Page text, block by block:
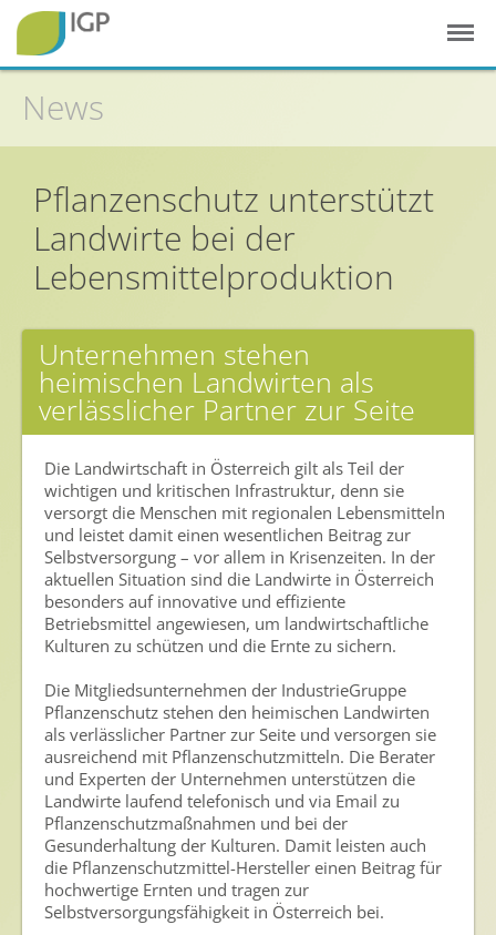
In der Landwirtschaft
Integrierter Pflanzenschutz
In Haus & Garten
Geschichte des Pflanzenschutzes
Forschung & Entwicklung
Umweltschutz
Gesunde Nahrung
Nutzen von Pflanzenschutzmitteln
Sichere Lebensmittel
Zulassung
Gesunde Menschen
Gepflegtes Eigenheim
Anwenderschutz
Entsorgung von Pflanzenschutzmittel-Leergebinden
Die IGP
Zum Verband
Ansprechpersonen
News
Pflanzenschutz unterstützt
Landwirte bei der
Lebensmittelproduktion
Unternehmen stehen
heimischen Landwirten als
verlässlicher Partner zur Seite
Die Landwirtschaft in Österreich gilt als Teil der
wichtigen und kritischen Infrastruktur, denn sie
versorgt die Menschen mit regionalen Lebensmitteln
und leistet damit einen wesentlichen Beitrag zur
Selbstversorgung – vor allem in Krisenzeiten. In der
aktuellen Situation sind die Landwirte in Österreich
besonders auf innovative und effiziente
Betriebsmittel angewiesen, um landwirtschaftliche
Kulturen zu schützen und die Ernte zu sichern.
Die Mitgliedsunternehmen der IndustrieGruppe
Pflanzenschutz stehen den heimischen Landwirten
als verlässlicher Partner zur Seite und versorgen sie
ausreichend mit Pflanzenschutzmitteln. Die Berater
und Experten der Unternehmen unterstützen die
Landwirte laufend telefonisch und via Email zu
Pflanzenschutzmaßnahmen und bei der
Gesunderhaltung der Kulturen. Damit leisten auch
die Pflanzenschutzmittel-Hersteller einen Beitrag für
hochwertige Ernten und tragen zur
Selbstversorgungsfähigkeit in Österreich bei.